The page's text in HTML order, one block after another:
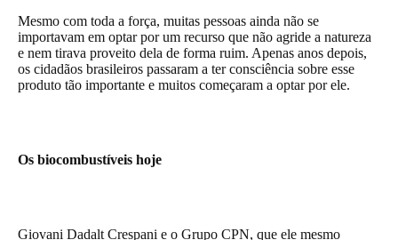
Mesmo com toda a força, muitas pessoas ainda não se
importavam em optar por um recurso que não agride a natureza
e nem tirava proveito dela de forma ruim. Apenas anos depois,
os cidadãos brasileiros passaram a ter consciência sobre esse
produto tão importante e muitos começaram a optar por ele.
Os biocombustíveis hoje
Giovani Dadalt Crespani e o Grupo CPN, que ele mesmo